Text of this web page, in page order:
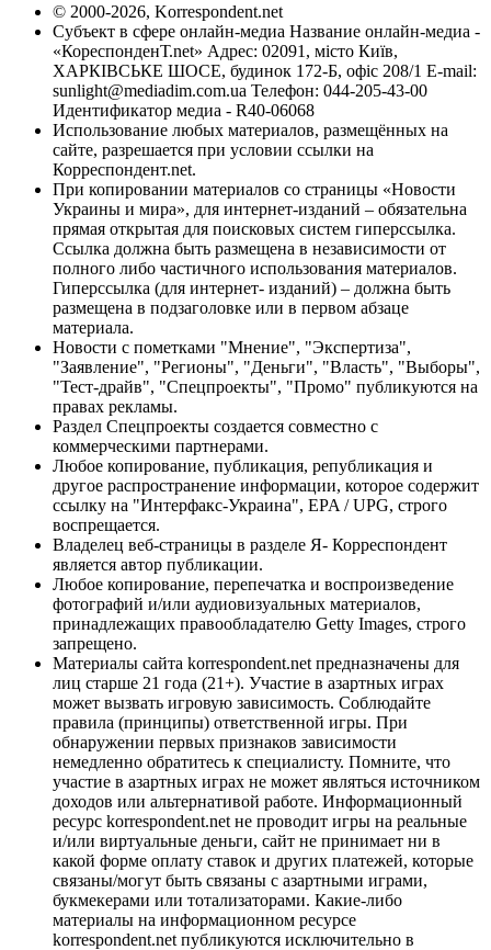
© 2000-2026, Korrespondent.net
Субъект в сфере онлайн-медиа Название онлайн-медиа -
«КореспонденТ.net» Адрес: 02091, місто Київ,
ХАРКІВСЬКЕ ШОСЕ, будинок 172-Б, офіс 208/1 E-mail:
sunlight@mediadim.com.ua Телефон: 044-205-43-00
Идентификатор медиа - R40-06068
Использование любых материалов, размещённых на
сайте, разрешается при условии ссылки на
Корреспондент.net.
При копировании материалов со страницы «Новости
Украины и мира», для интернет-изданий – обязательна
прямая открытая для поисковых систем гиперссылка.
Ссылка должна быть размещена в независимости от
полного либо частичного использования материалов.
Гиперссылка (для интернет- изданий) – должна быть
размещена в подзаголовке или в первом абзаце
материала.
Новости с пометками "Мнение", "Экспертиза",
"Заявление", "Регионы", "Деньги", "Власть", "Выборы",
"Тест-драйв", "Спецпроекты", "Промо" публикуются на
правах рекламы.
Раздел Спецпроекты создается совместно с
коммерческими партнерами.
Любое копирование, публикация, републикация и
другое распространение информации, которое содержит
ссылку на "Интерфакс-Украина", EPA / UPG, строго
воспрещается.
Владелец веб-страницы в разделе Я- Корреспондент
является автор публикации.
Любое копирование, перепечатка и воспроизведение
фотографий и/или аудиовизуальных материалов,
принадлежащих правообладателю Getty Images, строго
запрещено.
Материалы сайта korrespondent.net предназначены для
лиц старше 21 года (21+). Участие в азартных играх
может вызвать игровую зависимость. Соблюдайте
правила (принципы) ответственной игры. При
обнаружении первых признаков зависимости
немедленно обратитесь к специалисту. Помните, что
участие в азартных играх не может являться источником
доходов или альтернативой работе. Информационный
ресурс korrespondent.net не проводит игры на реальные
и/или виртуальные деньги, сайт не принимает ни в
какой форме оплату ставок и других платежей, которые
связаны/могут быть связаны с азартными играми,
букмекерами или тотализаторами. Какие-либо
материалы на информационном ресурсе
korrespondent.net публикуются исключительно в